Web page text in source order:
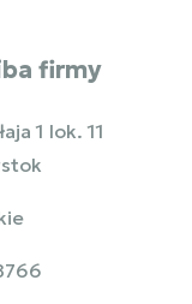
firmy
1 lok. 11